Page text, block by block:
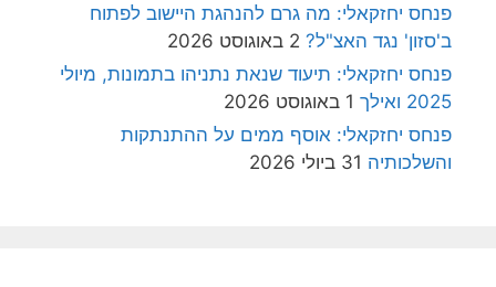
פנחס יחזקאלי: מה גרם להנהגת היישוב לפתוח
ב'סזון' נגד האצ"ל? 2 באוגוסט 2026
פנחס יחזקאלי: תיעוד שנאת נתניהו בתמונות, מיולי
2025 ואילך
1 באוגוסט 2026
פנחס יחזקאלי: אוסף ממים על ההתנתקות
והשלכותיה 31 ביולי 2026